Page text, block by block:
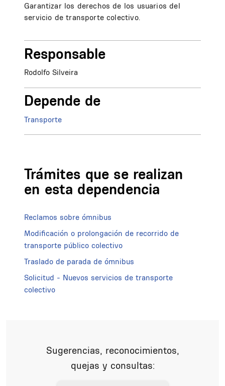
Garantizar los derechos de los usuarios del
servicio de transporte colectivo.
Responsable
Rodolfo Silveira
Depende de
Transporte
Trámites que se realizan
en esta dependencia
Reclamos sobre ómnibus
Modificación o prolongación de recorrido de
transporte público colectivo
Traslado de parada de ómnibus
Solicitud - Nuevos servicios de transporte
colectivo
Sugerencias, reconocimientos,
quejas y consultas: